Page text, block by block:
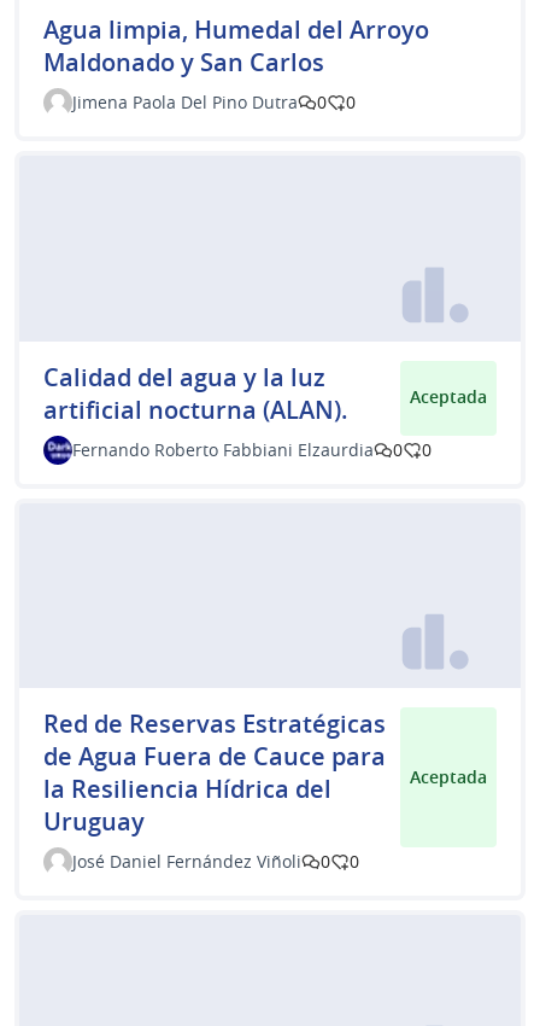
Agua limpia, Humedal del Arroyo
Maldonado y San Carlos
Jimena Paola Del Pino Dutra 0 0
Calidad del agua y la luz
artificial nocturna (ALAN).
Aceptada
Fernando Roberto Fabbiani Elzaurdia 0 0
Red de Reservas Estratégicas
de Agua Fuera de Cauce para
la Resiliencia Hídrica del
Uruguay
Aceptada
José Daniel Fernández Viñoli 0 0